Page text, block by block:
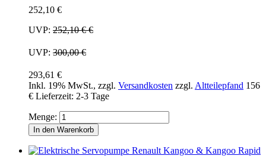
252,10 €
UVP: 252,10 €€
UVP: 300,00 €
293,61 €
Inkl. 19% MwSt., zzgl. Versandkosten zzgl. Altteilepfand 156
€ Lieferzeit: 2-3 Tage
Menge:
In den Warenkorb